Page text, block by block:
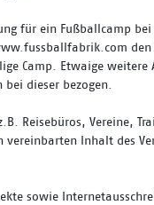
für ein Fußballcamp bei
den
Camp. Etwaige
dieser bezogen.
Reisebüros, Vereine,
vereinbarten Inhalt des
sowie